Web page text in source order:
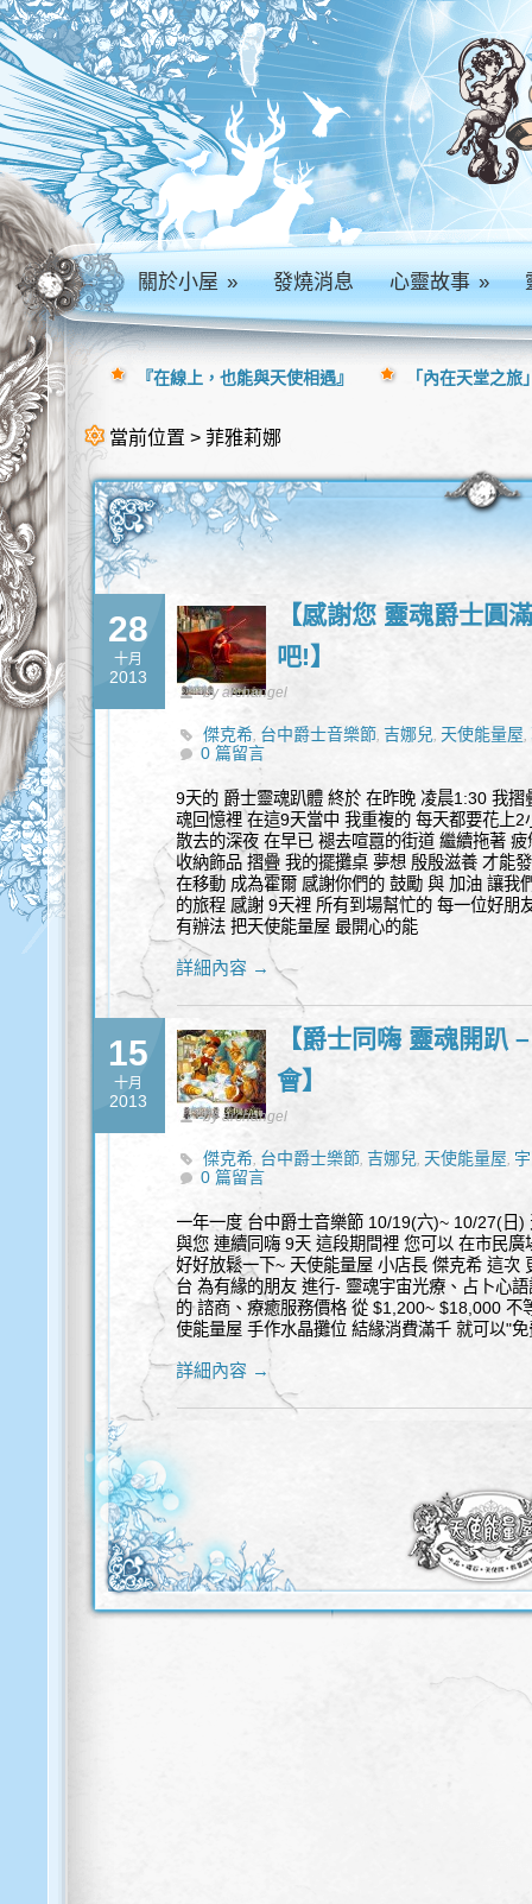
關於小屋» 發燒消息 心靈故事»
當前位置 > 菲雅莉娜
28
十月
2013
【感謝您 靈魂爵士圓
吧!】
by archangel
傑克希, 台中爵士音樂節, 吉娜兒, 天使能量屋,
0 篇留言
9天的 爵士靈魂趴體 終於 在昨晚 凌晨1:30 我
魂回憶裡 在這9天當中 我重複的 每天都要花上
散去的深夜 在早已 褪去喧囂的街道 繼續拖著
收納飾品 摺疊 我的擺攤桌 夢想 殷殷滋養 才能
在移動 成為霍爾 感謝你們的 鼓勵 與 加油 讓我
的旅程 感謝 9天裡 所有到場幫忙的 每一位好朋
有辦法 把天使能量屋 最開心的能
詳細內容 →
15
十月
2013
【爵士同嗨 靈魂開趴
會】
by archangel
傑克希, 台中爵士樂節, 吉娜兒, 天使能量屋,
0 篇留言
一年一度 台中爵士音樂節 10/19(六)~ 10/27(日
與您 連續同嗨 9天 這段期間裡 您可以 在市民
好好放鬆一下~ 天使能量屋 小店長 傑克希 這次
台 為有緣的朋友 進行- 靈魂宇宙光療、占卜心
的 諮商、療癒服務價格 從 $1,200~ $18,000 不
使能量屋 手作水晶攤位 結緣消費滿千 就可以"
詳細內容 →
『在線上，也能與天使相遇』 「內在天堂之